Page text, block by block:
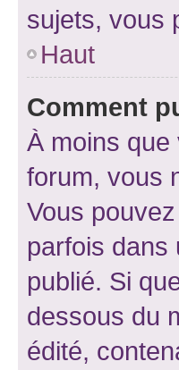
sujets, vous
Haut
Comment
À moins
forum, vous
Vous
parfois dans
publié. Si
dessous du
édité,